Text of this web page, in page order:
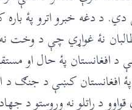
دي. د دغه خبرو اترو
نۀ غواړي چې د وخت
افغانستان پۀ حال او
کښې د جنګ د